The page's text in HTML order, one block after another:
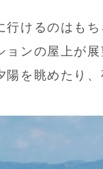
けるのはも
ンの屋上が
を眺めたり